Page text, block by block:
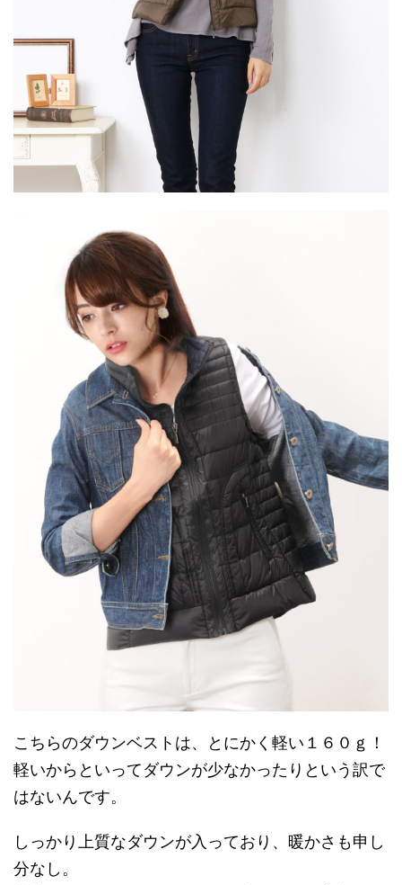
こちらのダウンベストは、とにかく軽い１６０ｇ！
軽いからといってダウンが少なかったりという訳で
はないんです。
しっかり上質なダウンが入っており、暖かさも申し
分なし。